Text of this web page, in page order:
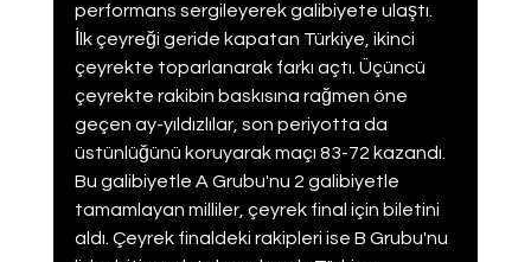
performans sergileyerek galibiyete ulaştı.
İlk çeyreği geride kapatan Türkiye, ikinci
çeyrekte toparlanarak farkı açtı. Üçüncü
çeyrekte rakibin baskısına rağmen öne
geçen ay-yıldızlılar, son periyotta da
üstünlüğünü koruyarak maçı 83-72 kazandı.
Bu galibiyetle A Grubu'nu 2 galibiyetle
tamamlayan milliler, çeyrek final için biletini
aldı. Çeyrek finaldeki rakipleri ise B Grubu'nu